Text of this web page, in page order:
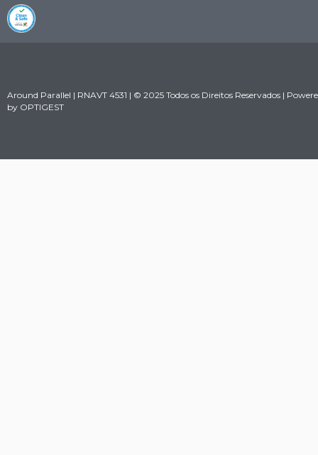
Around Parallel | RNAVT 4531 | © 2025 Todos os Direitos Reservados |
by OPTIGEST